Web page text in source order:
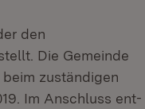
den
Die Gemeinde
zuständigen
Im Anschluss ent-